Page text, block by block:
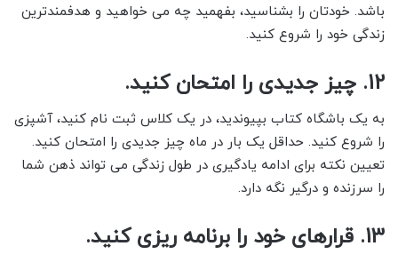
باشد. خودتان را بشناسید، بفهمید چه می خواهید و هدفمندترین
زندگی خود را شروع کنید.
12. چیز جدیدی را امتحان کنید.
به یک باشگاه کتاب بپیوندید، در یک کلاس ثبت نام کنید، آشپزی
را شروع کنید. حداقل یک بار در ماه چیز جدیدی را امتحان کنید.
تعیین نکته برای ادامه یادگیری در طول زندگی می تواند ذهن شما
را سرزنده و درگیر نگه دارد.
13. قرارهای خود را برنامه ریزی کنید.